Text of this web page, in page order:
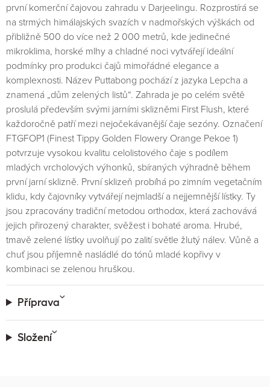
první komerční čajovou zahradu v Darjeelingu. Rozprostírá se
na strmých himálajských svazích v nadmořských výškách od
přibližně 500 do více než 2 000 metrů, kde jedinečné
mikroklima, horské mlhy a chladné noci vytvářejí ideální
podmínky pro produkci čajů mimořádné elegance a
komplexnosti. Název Puttabong pochází z jazyka Lepcha a
znamená „dům zelených listů“. Zahrada je po celém světě
proslulá především svými jarními sklizněmi First Flush, které
každoročně patří mezi nejočekávanější čaje sezóny. Označení
FTGFOP1 (Finest Tippy Golden Flowery Orange Pekoe 1)
potvrzuje vysokou kvalitu celolistového čaje s podílem
mladých vrcholových výhonků, sbíraných výhradně během
první jarní sklizně. První sklizeň probíhá po zimním vegetačním
klidu, kdy čajovníky vytvářejí nejmladší a nejjemnější lístky. Ty
jsou zpracovány tradiční metodou orthodox, která zachovává
jejich přirozený charakter, svěžest i bohaté aroma. Hrubé,
tmavě zelené lístky uvolňují po zalití světle žlutý nálev. Vůně a
chuť jsou příjemně nasládlé do tónů mladé kopřivy v
kombinaci se zelenou hruškou.
Příprava
Složení